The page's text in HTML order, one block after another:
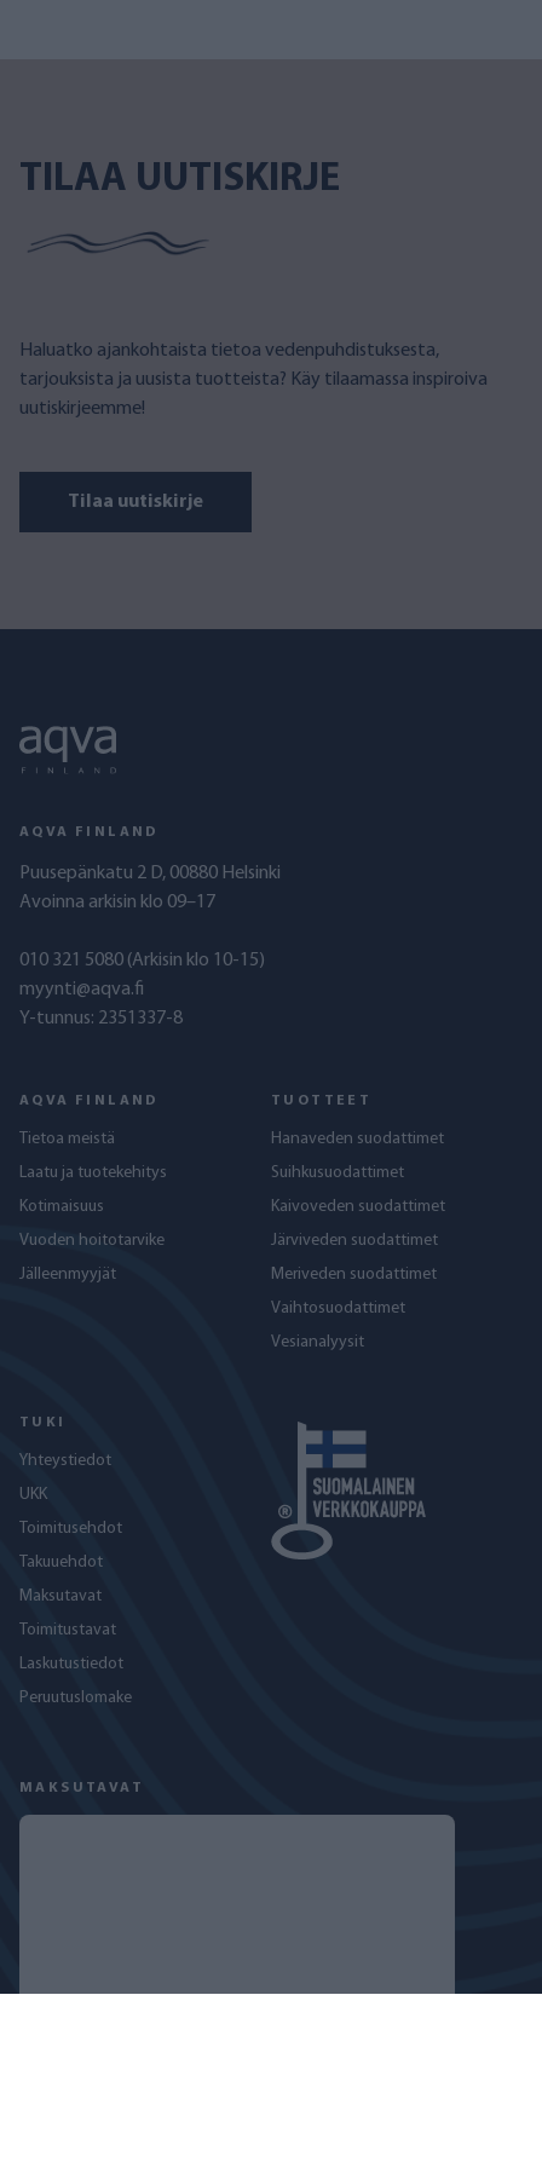
TILAA UUTISKIRJE
Haluatko ajankohtaista tietoa vedenpuhdistuksesta,
tarjouksista ja uusista tuotteista? Käy tilaamassa inspiroiva
uutiskirjeemme!
Tilaa uutiskirje
AQVA FINLAND
Puusepänkatu 2 D, 00880 Helsinki
Avoinna arkisin klo 09–17
010 321 5080 (Arkisin klo 10-15)
myynti@aqva.fi
Y-tunnus: 2351337-8
AQVA FINLAND
Tietoa meistä
Laatu ja tuotekehitys
Kotimaisuus
Vuoden hoitotarvike
Jälleenmyyjät
TUOTTEET
Hanaveden suodattimet
Suihkusuodattimet
Kaivoveden suodattimet
Järviveden suodattimet
Meriveden suodattimet
Vaihtosuodattimet
Vesianalyysit
TUKI
Yhteystiedot
UKK
Toimitusehdot
Takuuehdot
Maksutavat
Toimitustavat
Laskutustiedot
Peruutuslomake
MAKSUTAVAT